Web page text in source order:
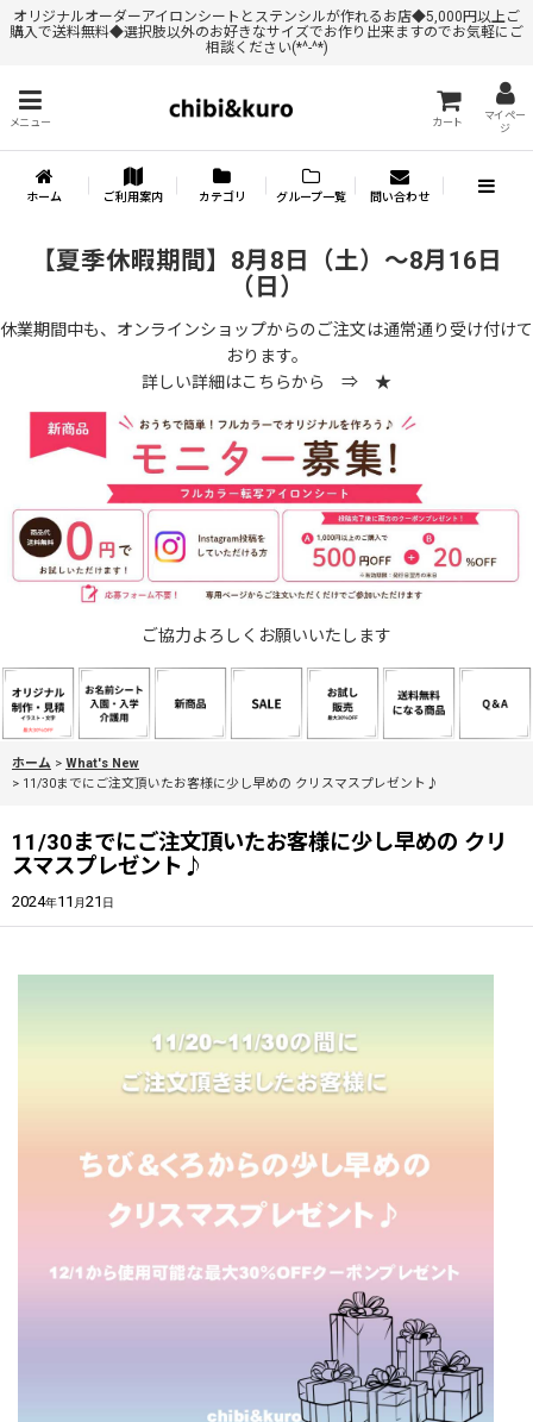
オリジナルオーダーアイロンシートとステンシルが作れるお店◆5,000円以上ご
購入で送料無料◆選択肢以外のお好きなサイズでお作り出来ますのでお気軽にご
相談ください(*^-^*)
メニュー カート
マイペー
ジ
ホーム ご利用案内 カテゴリ グループ一覧 問い合わせ
【夏季休暇期間】8月8日（土）～8月16日
（日）
休業期間中も、オンラインショップからのご注文は通常通り受け付けて
おります。
詳しい詳細はこちらから ⇒ ★
ご協力よろしくお願いいたします
ホーム > What's New
> 11/30までにご注文頂いたお客様に少し早めの クリスマスプレゼント♪
11/30までにご注文頂いたお客様に少し早めの クリ
スマスプレゼント♪
2024年11 月21 日